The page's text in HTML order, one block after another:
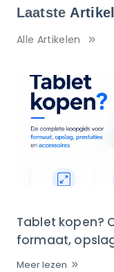
Laatste
Alle Artikelen
Tablet kopen?
formaat,
Meer lezen